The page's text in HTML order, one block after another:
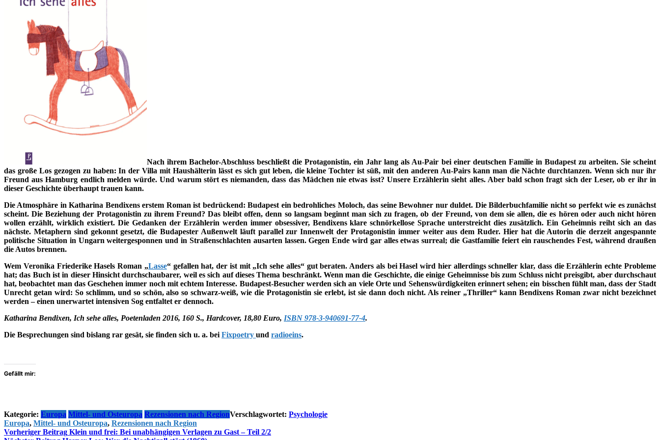
Nach ihrem Bachelor-Abschluss beschließt die Protagonistin, ein Jahr lang als Au-Pair bei einer deutschen Familie in Budapest zu arbeiten. Sie scheint
das große Los gezogen zu haben: In der Villa mit Haushälterin lässt es sich gut leben, die kleine Tochter ist süß, mit den anderen Au-Pairs kann man die Nächte durchtanzen. Wenn sich nur ihr
Freund aus Hamburg endlich melden würde. Und warum stört es niemanden, dass das Mädchen nie etwas isst? Unsere Erzählerin sieht alles. Aber bald schon fragt sich der Leser, ob er ihr in
dieser Geschichte überhaupt trauen kann.
Die Atmosphäre in Katharina Bendixens erstem Roman ist bedrückend: Budapest ein bedrohliches Moloch, das seine Bewohner nur duldet. Die Bilderbuchfamilie nicht so perfekt wie es zunächst
scheint. Die Beziehung der Protagonistin zu ihrem Freund? Das bleibt offen, denn so langsam beginnt man sich zu fragen, ob der Freund, von dem sie allen, die es hören oder auch nicht hören
wollen erzählt, wirklich existiert. Die Gedanken der Erzählerin werden immer obsessiver, Bendixens klare schnörkellose Sprache unterstreicht dies zusätzlich. Ein Geheimnis reiht sich an das
nächste. Metaphern sind gekonnt gesetzt, die Budapester Außenwelt läuft parallel zur Innenwelt der Protagonistin immer weiter aus dem Ruder. Hier hat die Autorin die derzeit angespannte
politische Situation in Ungarn weitergesponnen und in Straßenschlachten ausarten lassen. Gegen Ende wird gar alles etwas surreal; die Gastfamilie feiert ein rauschendes Fest, während draußen
die Autos brennen.
Wem Veronika Friederike Hasels Roman „Lasse“ gefallen hat, der ist mit „Ich sehe alles“ gut beraten. Anders als bei Hasel wird hier allerdings schneller klar, dass die Erzählerin echte Probleme
hat; das Buch ist in dieser Hinsicht durchschaubarer, weil es sich auf dieses Thema beschränkt. Wenn man die Geschichte, die einige Geheimnisse bis zum Schluss nicht preisgibt, aber durchschaut
hat, beobachtet man das Geschehen immer noch mit echtem Interesse. Budapest-Besucher werden sich an viele Orte und Sehenswürdigkeiten erinnert sehen; ein bisschen fühlt man, dass der Stadt
Unrecht getan wird: So schlimm, und so schön, also so schwarz-weiß, wie die Protagonistin sie erlebt, ist sie dann doch nicht. Als reiner „Thriller“ kann Bendixens Roman zwar nicht bezeichnet
werden – einen unerwartet intensiven Sog entfaltet er dennoch.
Katharina Bendixen, Ich sehe alles, Poetenladen 2016, 160 S., Hardcover, 18,80 Euro, ISBN 978-3-940691-77-4.
Die Besprechungen sind bislang rar gesät, sie finden sich u. a. bei Fixpoetry und radioeins.
Gefällt mir:
Kategorie: Europa Mittel- und Osteuropa Rezensionen nach RegionVerschlagwortet: Psychologie
Europa, Mittel- und Osteuropa, Rezensionen nach Region
Beitragsnavigation
Vorheriger Beitrag Klein und frei: Bei unabhängigen Verlagen zu Gast – Teil 2/2